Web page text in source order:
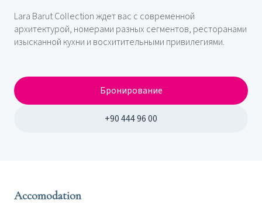
Lara Barut Collection ждет вас с современной
архитектурой, номерами разных сегментов, ресторанами
изысканной кухни и восхитительными привилегиями.
Бронирование
+90 444 96 00
Accomodation